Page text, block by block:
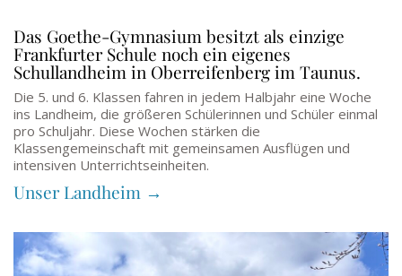
Das Goethe-Gymnasium besitzt als einzige
Frankfurter Schule noch ein eigenes
Schullandheim in Oberreifenberg im Taunus.
Die 5. und 6. Klassen fahren in jedem Halbjahr eine Woche
ins Landheim, die größeren Schülerinnen und Schüler einmal
pro Schuljahr. Diese Wochen stärken die
Klassengemeinschaft mit gemeinsamen Ausflügen und
intensiven Unterrichtseinheiten.
Unser Landheim →